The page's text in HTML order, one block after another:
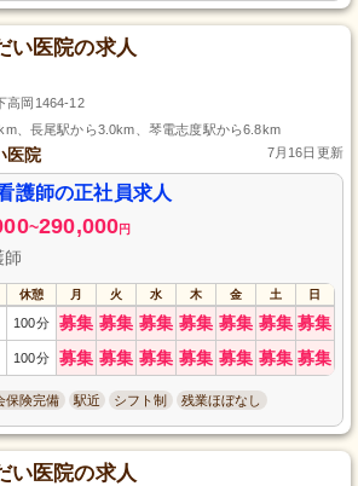
い医院の求人
高岡1464-12
、長尾駅から3.0km、琴電志度駅から6.8km
医院 7月16日更新
護師の正社員求人
~290,000円
師
休憩 月 火 水 木 金 土 日
100分 募集 募集 募集 募集 募集 募集 募集
100分 募集 募集 募集 募集 募集 募集 募集
保険完備 駅近 シフト制 残業ほぼなし
い医院の求人